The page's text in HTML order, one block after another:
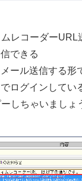
レコーダーURL
できる
ール送信する形
ログインしてい
しちゃいましょ